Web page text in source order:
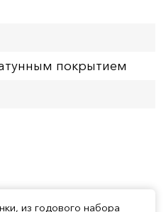
покрытием
из годового набора